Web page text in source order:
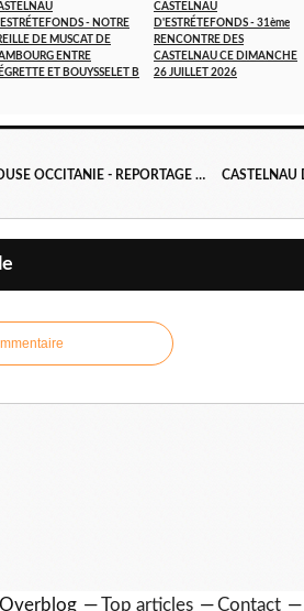
- NOTRE
DE MUSCAT DE
ENTRE
ET BOUYSSELET B
CASTELNAU
D'ESTRÉTEFONDS - 31ème
RENCONTRE DES
CASTELNAU CE DIMANCHE
26 JUILLET 2026
GRAND MARCHE MIN TOULOUSE OCCITANIE - REPORTAGE EN IMAGES DE L'INAUGURATION DU QUARTIER DE LA GASTRONOMIE
Top articles Contact